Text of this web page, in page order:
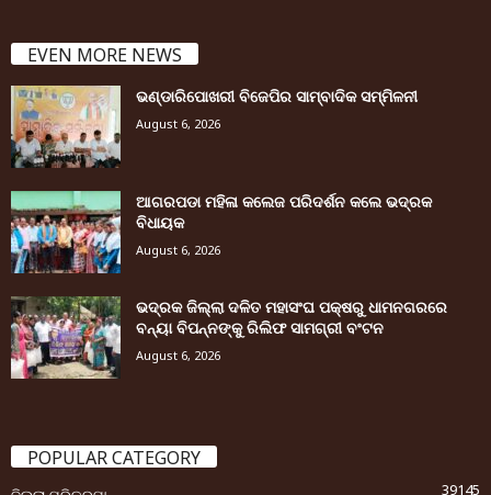
EVEN MORE NEWS
ଭଣ୍ଡାରିପୋଖରୀ ବିଜେପିର ସାମ୍ବାଦିକ ସମ୍ମିଳନୀ
August 6, 2026
ଆଗରପଡା ମହିଳା କଲେଜ ପରିଦର୍ଶନ କଲେ ଭଦ୍ରକ
ବିଧାୟକ
August 6, 2026
ଭଦ୍ରକ ଜିଲ୍ଲା ଦଳିତ ମହାସଂଘ ପକ୍ଷରୁ ଧାମନଗରରେ
ବନ୍ୟା ବିପନ୍ନଙ୍କୁ ରିଲିଫ ସାମଗ୍ରୀ ବଂଟନ
August 6, 2026
POPULAR CATEGORY
39145